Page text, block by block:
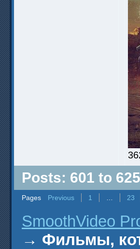
Posts: 601 to
Pages Previous 1 23
SmoothVideo
→ Фильмы,